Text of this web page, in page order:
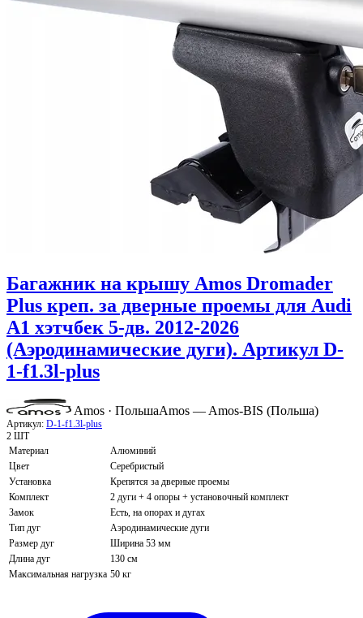
Багажник на крышу Amos Dromader
Plus креп. за дверные проемы для Audi
A1 хэтчбек 5-дв. 2012-2026
(Аэродинамические дуги). Артикул D-
1-f1.3l-plus
Amos · ПольшаAmos — Amos-BIS (Польша)
Артикул: D-1-f1.3l-plus
2 ШТ
Материал
Алюминий
Цвет
Серебристый
Установка
Крепятся за дверные проемы
Комплект
2 дуги + 4 опоры + установочный комплект
Замок
Есть, на опорах и дугах
Тип дуг
Аэродинамические дуги
Размер дуг
Ширина 53 мм
Длина дуг
130 см
Максимальная нагрузка 50 кг